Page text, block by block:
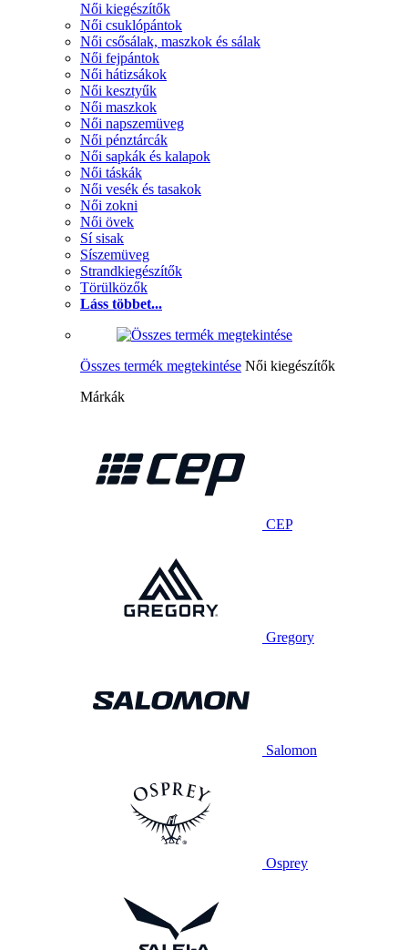
Női kiegészítők
Női csuklópántok
Női csősálak, maszkok és sálak
Női fejpántok
Női hátizsákok
Női kesztyűk
Női maszkok
Női napszemüveg
Női pénztárcák
Női sapkák és kalapok
Női táskák
Női vesék és tasakok
Női zokni
Női övek
Sí sisak
Síszemüveg
Strandkiegészítők
Törülközők
Láss többet...
Összes termék megtekintése Női kiegészítők
Márkák
CEP
Gregory
Salomon
Osprey